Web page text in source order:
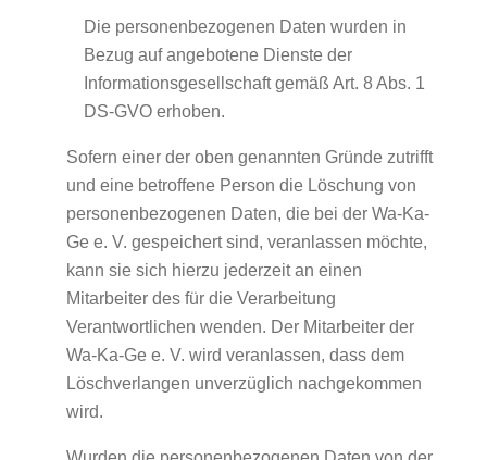
Die personenbezogenen Daten wurden in
Bezug auf angebotene Dienste der
Informationsgesellschaft gemäß Art. 8 Abs. 1
DS-GVO erhoben.
Sofern einer der oben genannten Gründe zutrifft
und eine betroffene Person die Löschung von
personenbezogenen Daten, die bei der Wa-Ka-
Ge e. V. gespeichert sind, veranlassen möchte,
kann sie sich hierzu jederzeit an einen
Mitarbeiter des für die Verarbeitung
Verantwortlichen wenden. Der Mitarbeiter der
Wa-Ka-Ge e. V. wird veranlassen, dass dem
Löschverlangen unverzüglich nachgekommen
wird.